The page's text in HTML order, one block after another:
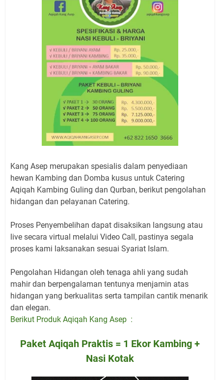
Kang Asep merupakan spesialis dalam penyediaan
hewan Kambing dan Domba kusus untuk Catering
Aqiqah Kambing Guling dan Qurban, berikut pengolahan
hidangan dan pelayanan Catering.
Proses Penyembelihan dapat disaksikan langsung atau
live secara virtual melalui Video Call, pastinya segala
proses kami laksanakan sesuai Syariat Islam.
Pengolahan Hidangan oleh tenaga ahli yang sudah
mahir dan berpengalaman tentunya menjamin atas
hidangan yang berkualitas serta tampilan cantik menarik
dan elegan.
Berikut Produk Aqiqah Kang Asep :
Paket Aqiqah Praktis = 1 Ekor Kambing +
Nasi Kotak